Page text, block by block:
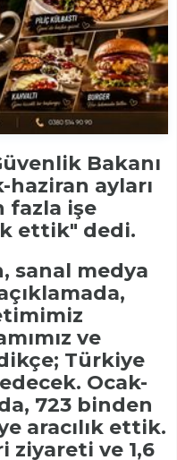
Bakanı
haziran ayları
fazla işe
ettik" dedi.
sanal medya
ve
Türkiye
Ocak-
723 binden
aracılık ettik.
ziyareti ve 1,6